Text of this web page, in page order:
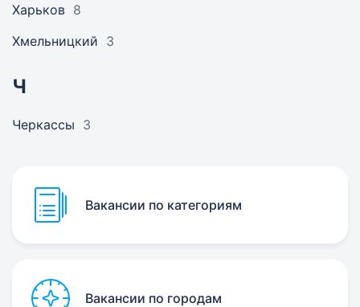
Харьков 8
Хмельницкий 3
Ч
Черкассы 3
Вакансии по категориям
Вакансии по городам